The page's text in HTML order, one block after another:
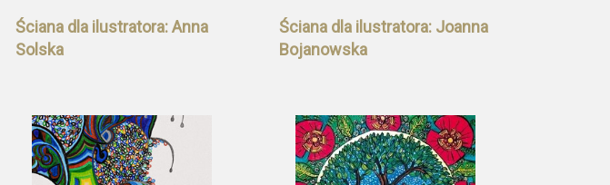
Ściana dla ilustratora: Anna
Solska
Ściana dla ilustratora: Joanna
Bojanowska